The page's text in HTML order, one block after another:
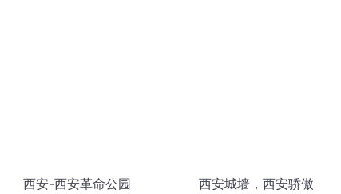
西安-西安革命公园 西安城墙，西安骄傲